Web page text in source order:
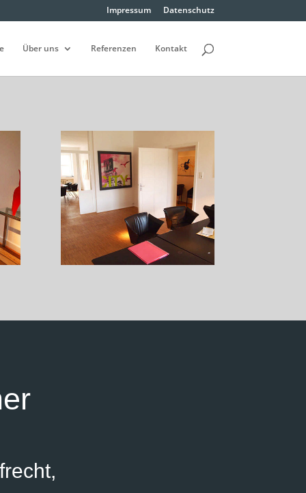
Impressum Datenschutz
Über uns Referenzen Kontakt